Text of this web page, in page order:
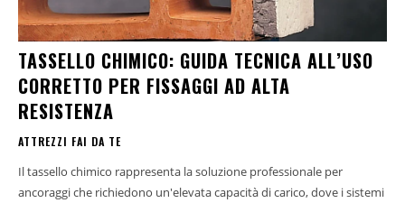
TASSELLO CHIMICO: GUIDA TECNICA ALL’USO
CORRETTO PER FISSAGGI AD ALTA
RESISTENZA
ATTREZZI FAI DA TE
Il tassello chimico rappresenta la soluzione professionale per
ancoraggi che richiedono un'elevata capacità di carico, dove i sistemi